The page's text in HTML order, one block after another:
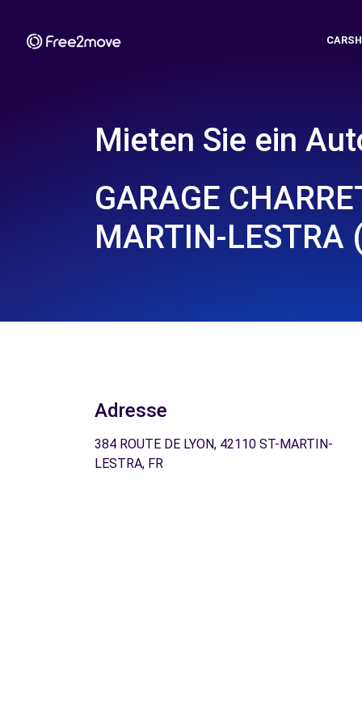
Mieten Sie ein
GARAGE
MARTIN-LESTRA
Adresse
384 ROUTE DE LYON, 42110 ST-MARTIN-
LESTRA, FR